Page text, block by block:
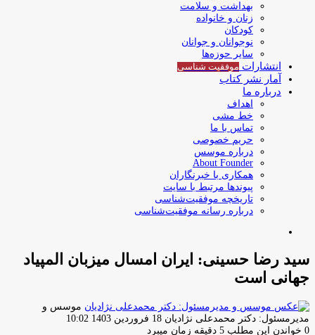
بهداشت و سلامت
زنان و خانواده
کودکان
نوجوانان و جوانان
سایر حوزه‌ها
انتشارات موفقیت‌ شناسی
آمار نشر کتاب
درباره ما
اهداف
خط مشی
تماس با ما
حریم خصوصی
درباره موسس
About Founder
همکاری با خبرنگاران
پیوندها مرتبط با سایت
تاریخچه موفقیت‌شناسی
درباره رسانه موفقیت‌شناسی
سید رضا حسینی: ایران امسال میزبان المپیاد
جهانی است
موسس و
مدیرمسئول: دکتر محمدعلی نژادیان ارسال
ایمیل
18 فروردین 1403 10:02
0 خواندن این مطلب 5 دقیقه زمان میبرد